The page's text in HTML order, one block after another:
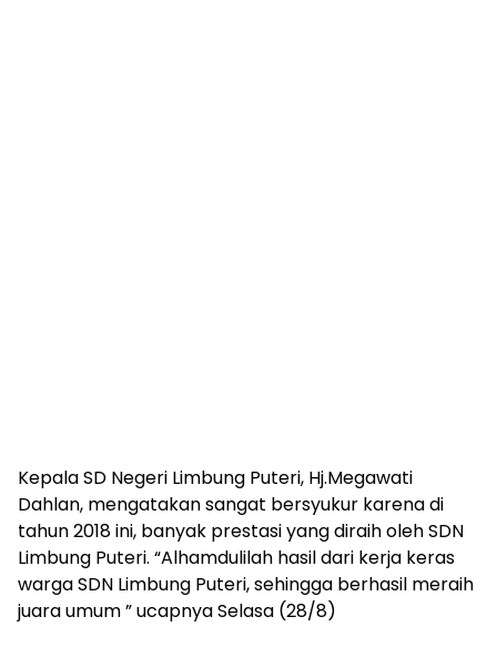
Kepala SD Negeri Limbung Puteri, Hj.Megawati
Dahlan, mengatakan sangat bersyukur karena di
tahun 2018 ini, banyak prestasi yang diraih oleh SDN
Limbung Puteri. “Alhamdulilah hasil dari kerja keras
warga SDN Limbung Puteri, sehingga berhasil meraih
juara umum ” ucapnya Selasa (28/8)